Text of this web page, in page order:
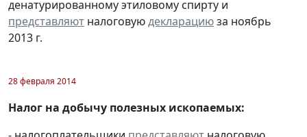
денатурированному этиловому спирту и
представляют налоговуюдекларациюза ноябрь
2013 г.
28 февраля 2014
Налог на добычу полезных ископаемых: